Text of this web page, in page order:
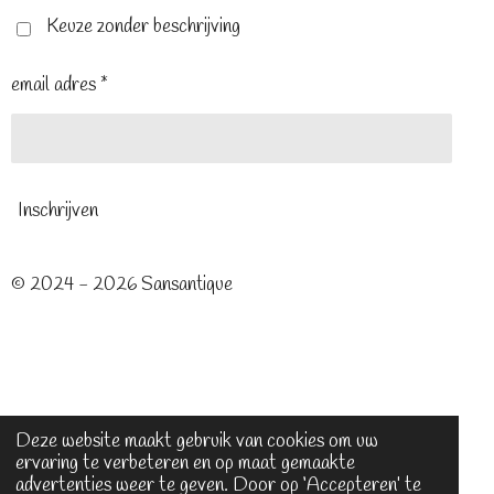
Deze website maakt gebruik van cookies om uw
ervaring te verbeteren en op maat gemaakte
advertenties weer te geven. Door op ‘Accepteren’ te
t
m
Keuze zonder beschrijving
email adres *
Inschrijven
© 2024 - 2026 Sansantique